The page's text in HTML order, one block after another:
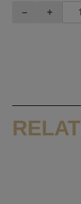
–
Rund
+